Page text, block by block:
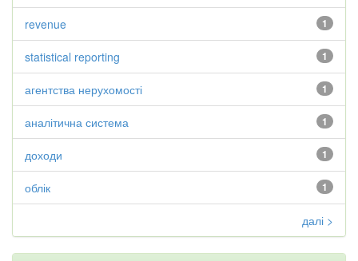
1
revenue
1
statistical reporting
1
агентства нерухомості
1
аналітична система
1
доходи
1
облік
далі >